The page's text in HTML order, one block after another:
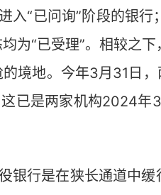
入“已问询”阶段的银
为“已受理”。相较之
境地。今年3月31日
已是两家机构2024年
行是在狭长通道中缓